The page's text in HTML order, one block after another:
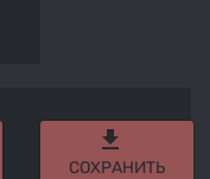
get_app
СОХРАНИТЬ